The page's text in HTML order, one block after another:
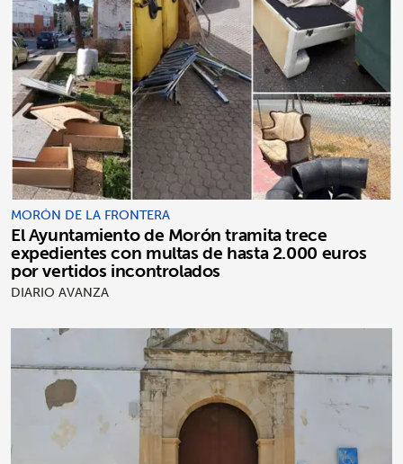
MORÓN DE LA FRONTERA
El Ayuntamiento de Morón tramita trece
expedientes con multas de hasta 2.000 euros
por vertidos incontrolados
DIARIO AVANZA